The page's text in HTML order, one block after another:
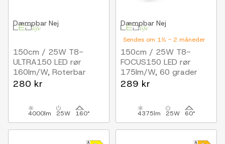
Dæmpbar Nej
150cm / 25W T8-
ULTRA150 LED rør
160lm/W, Roterbar
fatning
280 kr
4000lm 25W 160°
Sendes om 1½ - 2 måneder
Dæmpbar Nej
150cm / 25W T8-
FOCUS150 LED rør
175lm/W, 60 grader
spredning
289 kr
4375lm 25W 60°